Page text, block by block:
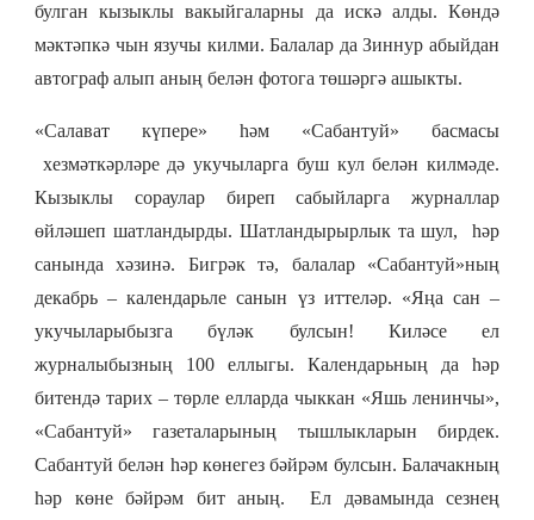
булган кызыклы вакыйгаларны да искә алды. Көндә
мәктәпкә чын язучы килми. Балалар да Зиннур абыйдан
автограф алып аның белән фотога төшәргә ашыкты.
«Салават күпере» һәм «Сабантуй» басмасы
хезмәткәрләре дә укучыларга буш кул белән килмәде.
Кызыклы сораулар биреп сабыйларга журналлар
өйләшеп шатландырды. Шатландырырлык та шул, һәр
санында хәзинә. Бигрәк тә, балалар «Сабантуй»ның
декабрь – календарьле санын үз иттеләр. «Яңа сан –
укучыларыбызга бүләк булсын! Киләсе ел
журналыбызның 100 еллыгы. Календарьның да һәр
битендә тарих – төрле елларда чыккан «Яшь ленинчы»,
«Сабантуй» газеталарының тышлыкларын бирдек.
Сабантуй белән һәр көнегез бәйрәм булсын. Балачакның
һәр көне бәйрәм бит аның. Ел дәвамында сезнең